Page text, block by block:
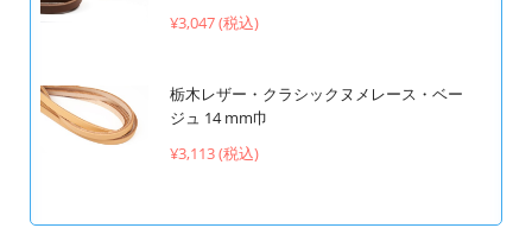
¥3,047 (税込)
栃木レザー・クラシックヌメレース・ベー
ジュ 14 mm巾
¥3,113 (税込)